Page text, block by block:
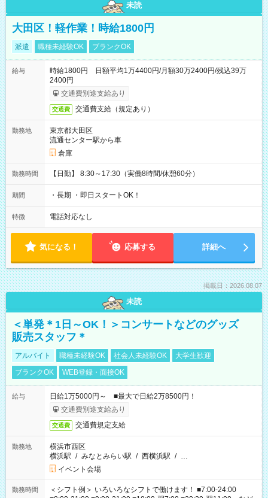
未読
大田区！軽作業！時給1800円
派遣 職種未経験OK ブランクOK
給与
時給1800円 日額平均1万4400円/月額30万2400円/残込39万
2400円
交通費別途支給あり
交通費 交通費支給（規定あり）
勤務地
東京都大田区
流通センター駅から車
倉庫
勤務時間 【日勤】 8:30～17:30（実働8時間/休憩60分）
期間 ・長期 ・即日スタートOK！
特徴 電話対応なし
気になる！ 応募する 詳細へ
掲載日：2026.08.07
未読
＜単発＊1日～OK！＞コンサートなどのグッズ
販売スタッフ＊
アルバイト 職種未経験OK 社会人未経験OK
大学生歓迎
ブランクOK
WEB登録・面接OK
給与
日給1万5000円～ ■最大で日給2万8500円！
交通費別途支給あり
交通費 交通費規定支給
勤務地
横浜市西区
横浜駅 / みなとみらい駅 / 西横浜駅 / …
イベント会場
勤務時間
＜シフト例＞ いろいろなシフトで働けます！ ■7:00-24:00